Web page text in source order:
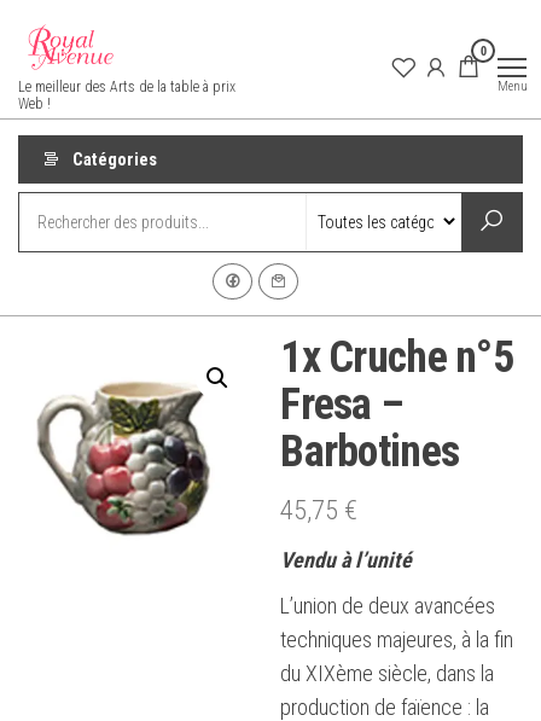
contenu
Royal Avenue
Le meilleur des Arts de la table à prix
Web !
0
Menu
Catégories
1x Cruche n°5
Fresa –
Barbotines
45,75 €
Vendu à l’unité
L’union de deux avancées
techniques majeures, à la fin
du XIXème siècle, dans la
production de faïence : la